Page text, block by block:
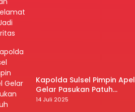
Kapolda Sulsel Pimpin Apel
Gelar Pasukan Patuh
Pallawa 2025
14 Juli 2025